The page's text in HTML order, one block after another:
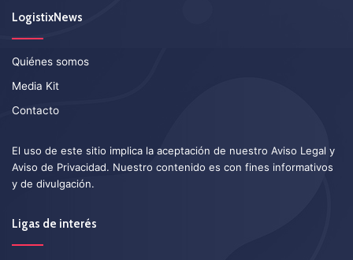
LogistixNews
Quiénes somos
Media Kit
Contacto
El uso de este sitio implica la aceptación de nuestro Aviso Legal y
Aviso de Privacidad. Nuestro contenido es con fines informativos
y de divulgación.
Ligas de interés